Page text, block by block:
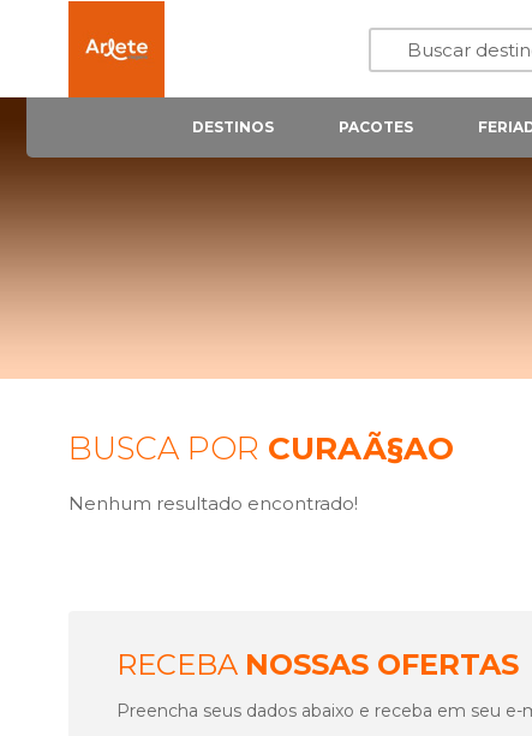
DESTINOS PACOTES
BUSCA POR CURAÃ§AO
Nenhum resultado encontrado!
RECEBA NOSSAS OFERTAS
Preencha seus dados abaixo e receba em seu e-